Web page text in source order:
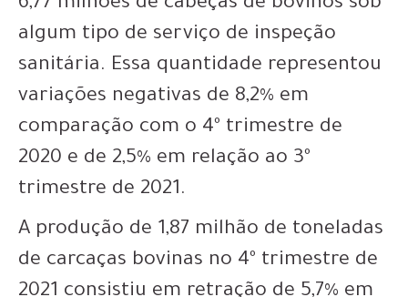
6,77 milhões de cabeças de bovinos sob
algum tipo de serviço de inspeção
sanitária. Essa quantidade representou
variações negativas de 8,2% em
comparação com o 4º trimestre de
2020 e de 2,5% em relação ao 3º
trimestre de 2021.
A produção de 1,87 milhão de toneladas
de carcaças bovinas no 4º trimestre de